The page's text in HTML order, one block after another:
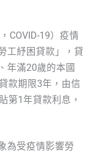
COVID-19）疫情
工紓困貸款」，貸
年滿20歲的本國
款期限3年，由信
第1年貸款利息，
為受疫情影響勞